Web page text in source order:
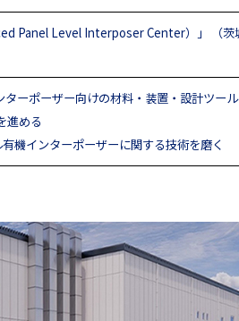
Panel Level Interposer Center）」 （茨
ーポーザー向けの材料・装置・設計ツー
進める
機インターポーザーに関する技術を磨く